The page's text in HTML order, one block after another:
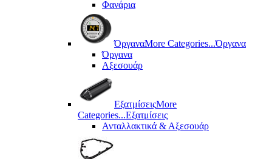
Φανάρια
ΌργαναMore Categories...Όργανα
Όργανα
Αξεσουάρ
ΕξατμίσειςMore
Categories...Εξατμίσεις
Ανταλλακτικά & Αξεσουάρ